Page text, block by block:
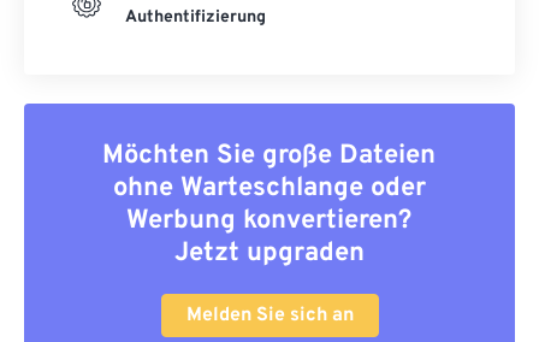
Authentifizierung
Möchten Sie große Dateien
ohne Warteschlange oder
Werbung konvertieren?
Jetzt upgraden
Melden Sie sich an